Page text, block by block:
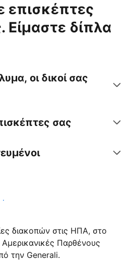
επισκέπτες
Είμαστε δίπλα
οι δικοί σας
σας
μαζί μας σήμερα
διακοπών στις ΗΠΑ, στο
Παρθένους
την Generali.